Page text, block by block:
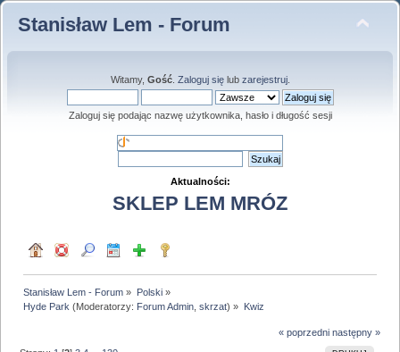
Stanisław Lem - Forum
Witamy, Gość. Zaloguj sięlub zarejestruj.
Zaloguj się podając nazwę użytkownika, hasło i długość sesji
Aktualności:
SKLEP LEM MRÓZ
Stanisław Lem - Forum » Polski»
Hyde Park (Moderatorzy: Forum Admin ,skrzat) » Kwiz
« poprzedni następny »